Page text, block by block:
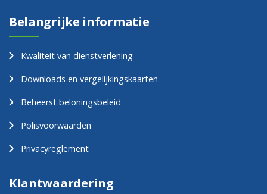
Belangrijke informatie
Kwaliteit van dienstverlening
Downloads en vergelijkingskaarten
Beheerst beloningsbeleid
Polisvoorwaarden
Privacyreglement
Klantwaardering